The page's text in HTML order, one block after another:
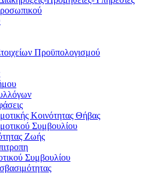
Προϋπολογισμού
Κοινότητας Θήβας
Συμβουλίου
Ζωής
Συμβουλίου